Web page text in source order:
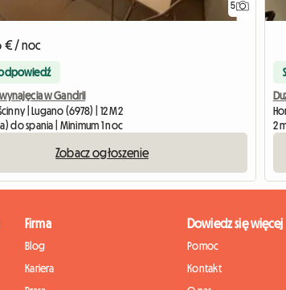
5
€ / noc
odpowiedź
w Gandrii
| Lugano (6978) | 12 M2
do spania | Minimum 1 noc
Zobacz ogłoszenie
2
Firma
Blog
Kariera
Dowiedz się więcej
Pomoc
Kontakt